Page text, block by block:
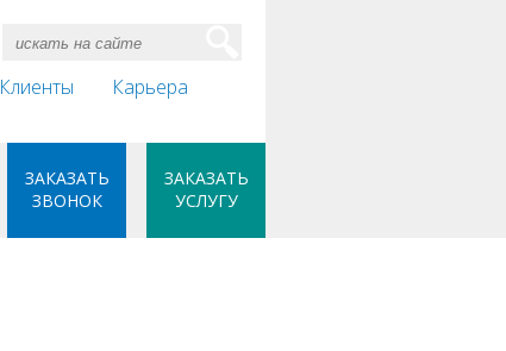
Клиенты
Карьера
ЗАКАЗАТЬ
УСЛУГУ
ЗАКАЗАТЬ
ЗВОНОК